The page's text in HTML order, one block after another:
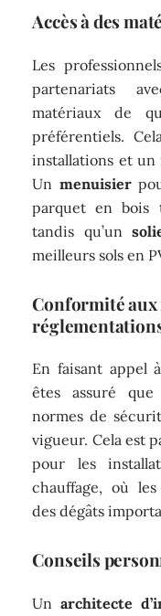
Accès à des
Les
partenariats
matériaux de
préférentiels.
installations et
Un menuisier
parquet en bois
tandis qu’un
meilleurs sols en
Conformité aux
En faisant appel
êtes assuré
normes de
vigueur. Cela est
pour les
chauffage, où
des dégâts
Conseils
Unarchitecte